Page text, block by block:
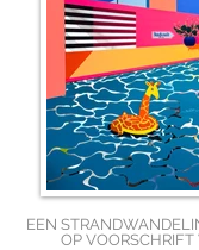
EEN
OP VOORSCHRIFT